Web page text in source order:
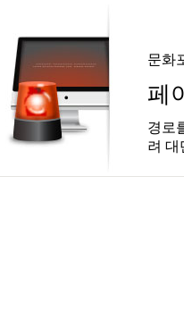
문화
페
경로
려 대